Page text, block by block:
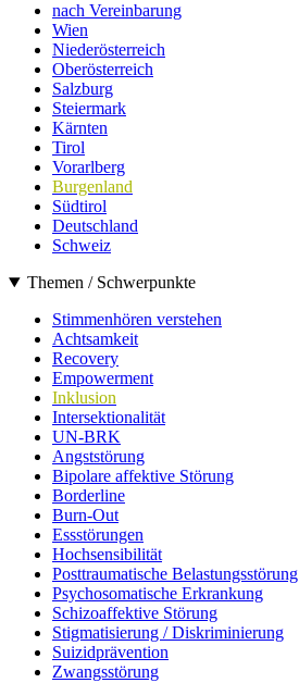
nach Vereinbarung
Wien
Niederösterreich
Oberösterreich
Salzburg
Steiermark
Kärnten
Tirol
Vorarlberg
Burgenland
Südtirol
Deutschland
Schweiz
Themen / Schwerpunkte
Stimmenhören verstehen
Achtsamkeit
Recovery
Empowerment
Inklusion
Intersektionalität
UN-BRK
Angststörung
Bipolare affektive Störung
Borderline
Burn-Out
Essstörungen
Hochsensibilität
Posttraumatische Belastungsstörung
Psychosomatische Erkrankung
Schizoaffektive Störung
Stigmatisierung / Diskriminierung
Suizidprävention
Zwangsstörung